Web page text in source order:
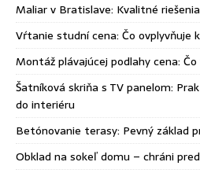
Maliar v Bratislave: Kvalitné
Vŕtanie studní cena: Čo ovplyvňuje
Montáž plávajúcej podlahy cena:
Šatníková skriňa s TV panelom:
do interiéru
Betónovanie terasy: Pevný základ
Obklad na sokeľ domu – chráni